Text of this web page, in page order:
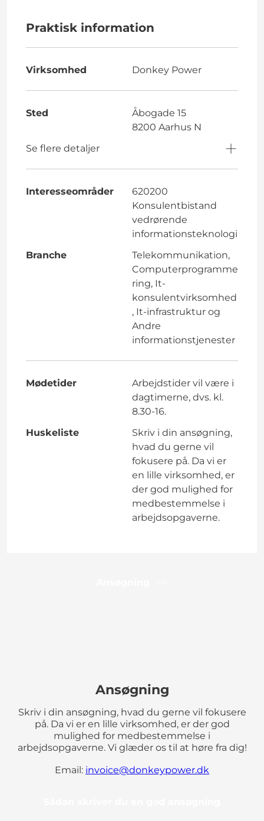
Praktisk information
Virksomhed Donkey Power
Sted
Åbogade 15
8200 Aarhus N
Se flere detaljer
Interesseområder
620200
Konsulentbistand
vedrørende
informationsteknologi
Branche
Telekommunikation,
Computerprogramme
ring, It-
konsulentvirksomhed
, It-infrastruktur og
Andre
informationstjenester
Mødetider
Arbejdstider vil være i
dagtimerne, dvs. kl.
8.30-16.
Huskeliste
Skriv i din ansøgning,
hvad du gerne vil
fokusere på. Da vi er
en lille virksomhed, er
der god mulighed for
medbestemmelse i
arbejdsopgaverne.
Ansøgning
Skriv i din ansøgning, hvad du gerne vil fokusere
på. Da vi er en lille virksomhed, er der god
mulighed for medbestemmelse i
arbejdsopgaverne. Vi glæder os til at høre fra dig!
Email: invoice@donkeypower.dk